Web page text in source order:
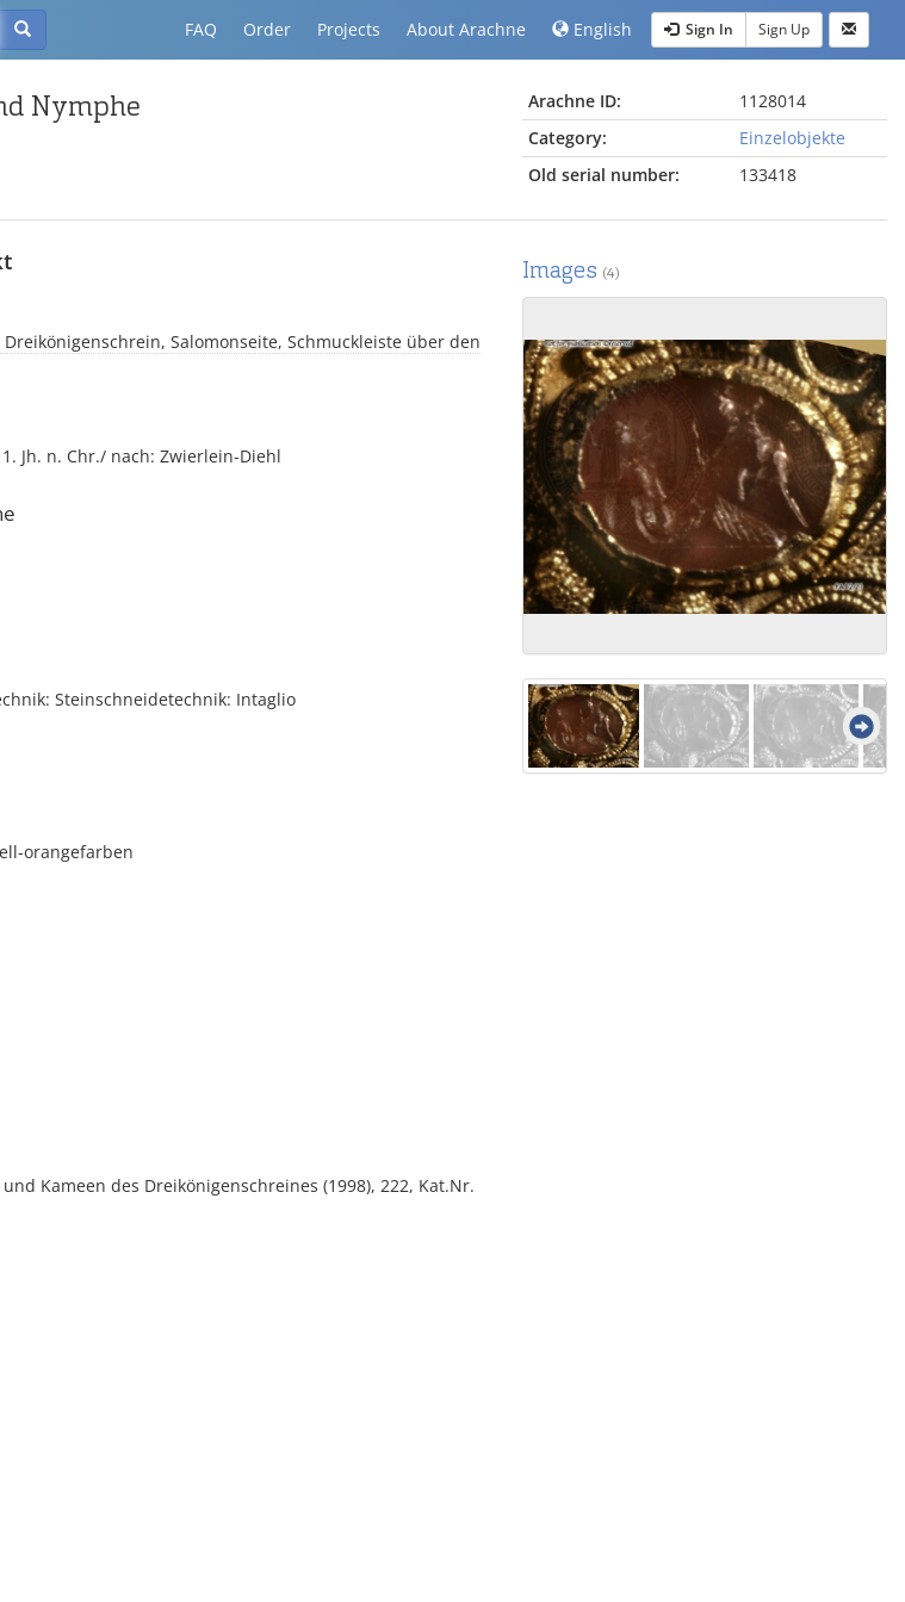
FAQ Order Projects About Arachne English Sign In Sign Up
Nymphe Arachne ID:
1128014
Category:
Einzelobjekte
Old serial number:
133418
Salomonseite, Schmuckleiste über den
1. Jh. n. Chr./ nach: Zwierlein-Diehl
Steinschneidetechnik: Intaglio
orangefarben
Kameen des Dreikönigenschreines (1998), 222, Kat.Nr.
Images (4)